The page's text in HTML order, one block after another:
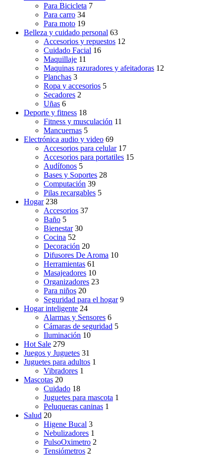
Para Bicicleta 7
Para carro 34
Para moto 19
Belleza y cuidado personal 63
Accesorios y repuestos 12
Cuidado Facial 16
Maquillaje 11
Maquinas razuradores y afeitadoras 12
Planchas 3
Ropa y accesorios 5
Secadores 2
Uñas 6
Deporte y fitness 18
Fitness y musculación 11
Mancuernas 5
Electrónica audio y video 69
Accesorios para celular 17
Accesorios para portatiles 15
Audífonos 5
Bases y Soportes 28
Computación 39
Pilas recargables 5
Hogar 238
Accesorios 37
Baño 5
Bienestar 30
Cocina 52
Decoración 20
Difusores De Aroma 10
Herramientas 61
Masajeadores 10
Organizadores 23
Para niños 20
Seguridad para el hogar 9
Hogar inteligente 24
Alarmas y Sensores 6
Cámaras de seguridad 5
Iluminación 10
Hot Sale 279
Juegos y Juguetes 31
Juguetes para adultos 1
Vibradores 1
Mascotas 20
Cuidado 18
Juguetes para mascota 1
Peluqueras caninas 1
Salud 20
Higene Bucal 3
Nebulizadores 1
PulsoOximetro 2
Tensiómetros 2